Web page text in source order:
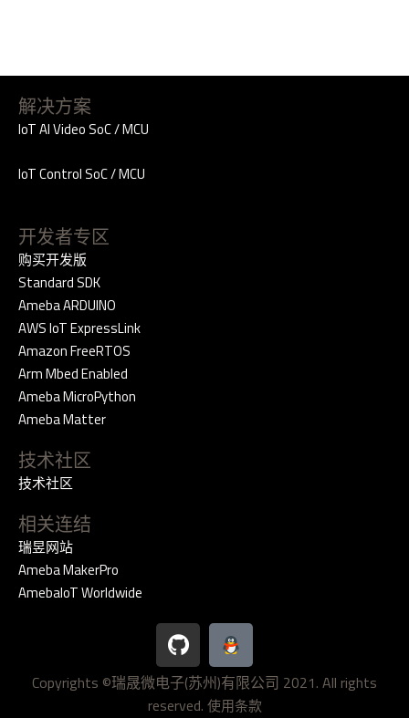
解决方案
IoT AI Video SoC / MCU
IoT Control SoC / MCU
开发者专区
购买开发版
Standard SDK
Ameba ARDUINO
AWS IoT ExpressLink
Amazon FreeRTOS
Arm Mbed Enabled
Ameba MicroPython
Ameba Matter
技术社区
技术社区
相关连结
瑞昱网站
Ameba MakerPro
AmebaIoT Worldwide
G
i
t
h
Copyrights ©瑞晟微电子(苏州)有限公司 2021. All rights
reserved. 使用条款